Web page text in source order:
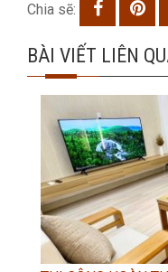
Chia sẽ:
BÀI VIẾT LIÊN